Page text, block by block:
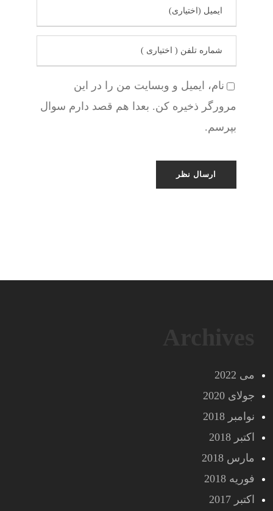
نام، ایمیل و وبسایت من را در این
مرورگر ذخیره کن. بعدا هم قصد دارم سوال
بپرسم.
می 2022
جولای 2020
نوامبر 2018
اکتبر 2018
مارس 2018
فوریه 2018
اکتبر 2017